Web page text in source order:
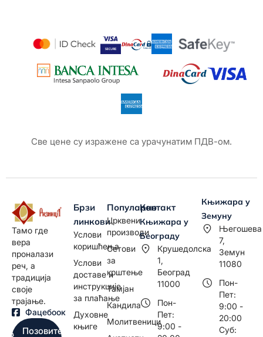
Све цене су изражене са урачунатим ПДВ-ом.
Тамо где
вера
проналази
реч, а
традиција
своје
трајање.
Фацебоок
Позовите
Брзи
линкови
Услови
коришћења
Услови
доставе и
инструкције
за плаћање
Духовне
књиге
Популарно
Црквени
производи
Сетови
за
крштење
Тамјан
Кандила
Молитвеници
Контакт
Књижара у
Београду
Крушедолска
1,
Београд
11000
Пон-
Пет:
9:00 -
Књижара у
Земуну
Његошева
7,
Земун
11080
Пон-
Пет:
9:00 -
20:00
Суб: